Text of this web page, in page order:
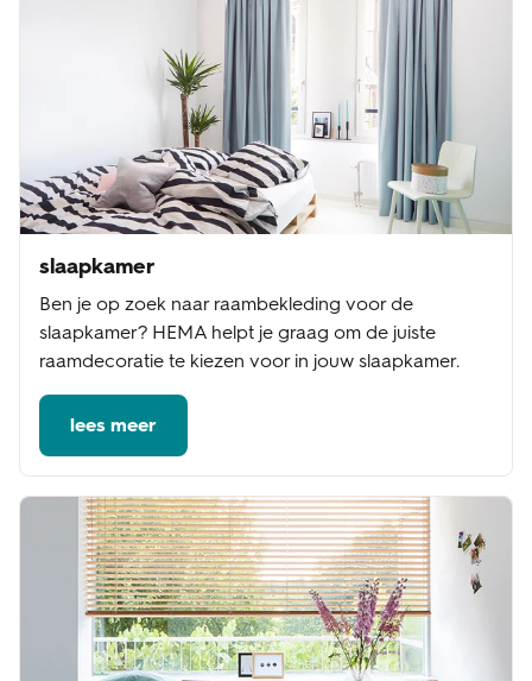
slaapkamer
Ben je op zoek naar raambekleding voor de
slaapkamer? HEMA helpt je graag om de juiste
raamdecoratie te kiezen voor in jouw slaapkamer.
lees meer